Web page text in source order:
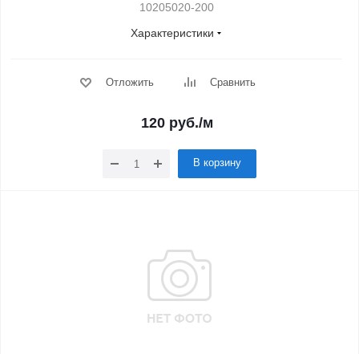
10205020-200
Характеристики
Отложить Сравнить
120руб./м
В корзину